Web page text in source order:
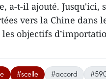
a-t-il ajouté. Jusqu'ici,
vers la Chine dans
objectifs
#scelle #accord